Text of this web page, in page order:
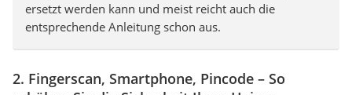
ersetzt werden kann und meist reicht auch die
entsprechende Anleitung schon aus.
2. Fingerscan, Smartphone, Pincode – So